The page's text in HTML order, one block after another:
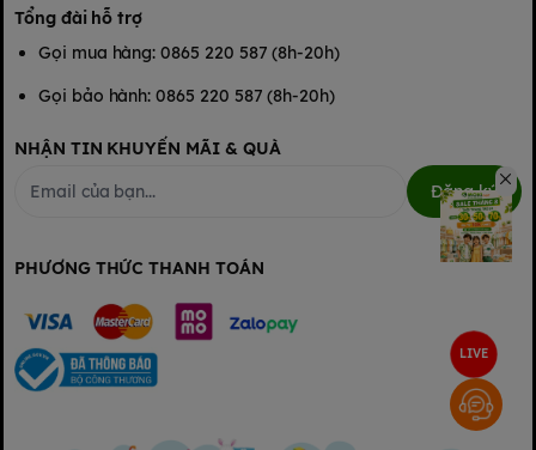
Tổng đài hỗ trợ
Gọi mua hàng: 0865 220 587 (8h-20h)
Gọi bảo hành: 0865 220 587 (8h-20h)
NHẬN TIN KHUYẾN MÃI & QUÀ
Đăng ký
PHƯƠNG THỨC THANH TOÁN
LIVE